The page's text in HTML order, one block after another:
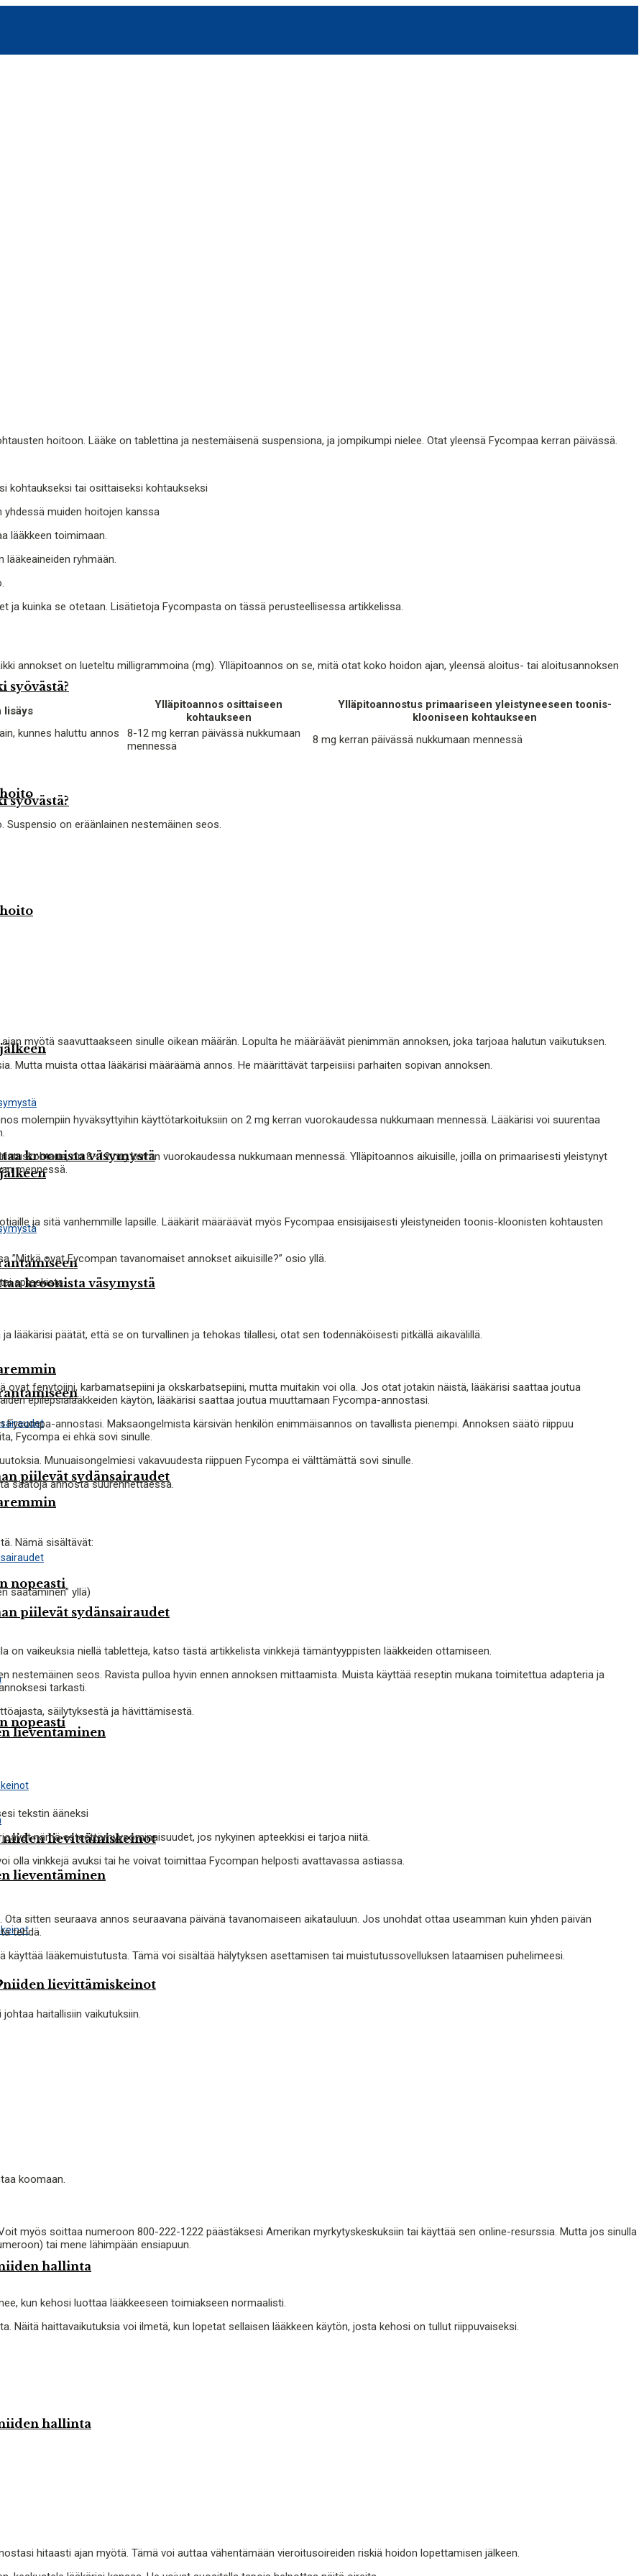
syövästä?
kroonista väsymystä
piilevät sydänsairaudet
nopeasti
lieventäminen
niiden lievittämiskeinot
hallinta
syövästä?
kroonista väsymystä
piilevät sydänsairaudet
nopeasti
lieventäminen
niiden lievittämiskeinot
hallinta
hoitoon. Lääke on tablettina ja nestemäisenä suspensiona, ja jompikumpi nielee. Otat yleensä Fycompaa kerran päivässä.
kohtaukseksi tai osittaiseksi kohtaukseksi
muiden hoitojen kanssa
lääkkeen toimimaan.
ryhmään.
ja kuinka se otetaan. Lisätietoja Fycompasta on tässä perusteellisessa artikkelissa.
annokset on lueteltu milligrammoina (mg). Ylläpitoannos on se, mitä otat koko hoidon ajan, yleensä aloitus- tai aloitusannoksen
lisäys
Ylläpitoannos osittaiseen
kohtaukseen
Ylläpitoannostus primaariseen yleistyneeseen toonis-
klooniseen kohtaukseen
kunnes haluttu annos
8-12 mg kerran päivässä nukkumaan
mennessä
8 mg kerran päivässä nukkumaan mennessä
on eräänlainen nestemäinen seos.
myötä saavuttaakseen sinulle oikean määrän. Lopulta he määräävät pienimmän annoksen, joka tarjoaa halutun vaikutuksen.
Mutta muista ottaa lääkärisi määräämä annos. He määrittävät tarpeisiisi parhaiten sopivan annoksen.
molempiin hyväksyttyihin käyttötarkoituksiin on 2 mg kerran vuorokaudessa nukkumaan mennessä. Lääkärisi voi suurentaa
on 8–12 mg kerran vuorokaudessa nukkumaan mennessä. Ylläpitoannos aikuisille, joilla on primaarisesti yleistynyt
mennessä.
ja sitä vanhemmille lapsille. Lääkärit määräävät myös Fycompaa ensisijaisesti yleistyneiden toonis-kloonisten kohtausten
ovat Fycompan tavanomaiset annokset aikuisille?” osio yllä.
apteekista.
lääkärisi päätät, että se on turvallinen ja tehokas tilallesi, otat sen todennäköisesti pitkällä aikavälillä.
ovat fenytoiini, karbamatsepiini ja okskarbatsepiini, mutta muitakin voi olla. Jos otat jotakin näistä, lääkärisi saattaa joutua
epilepsialääkkeiden käytön, lääkärisi saattaa joutua muuttamaan Fycompa-annostasi.
annostasi. Maksaongelmista kärsivän henkilön enimmäisannos on tavallista pienempi. Annoksen säätö riippuu
Fycompa ei ehkä sovi sinulle.
Munuaisongelmiesi vakavuudesta riippuen Fycompa ei välttämättä sovi sinulle.
säätöjä annosta suurennettaessa.
Nämä sisältävät:
säätäminen” yllä)
vaikeuksia niellä tabletteja, katso tästä artikkelista vinkkejä tämäntyyppisten lääkkeiden ottamiseen.
nestemäinen seos. Ravista pulloa hyvin ennen annoksen mittaamista. Muista käyttää reseptin mukana toimitettua adapteria ja
tarkasti.
säilytyksestä ja hävittämisestä.
tekstin ääneksi
nämä esteettömyysominaisuudet, jos nykyinen apteekkisi ei tarjoa niitä.
olla vinkkejä avuksi tai he voivat toimittaa Fycompan helposti avattavassa astiassa.
sitten seuraava annos seuraavana päivänä tavanomaiseen aikatauluun. Jos unohdat ottaa useamman kuin yhden päivän
tehdä.
lääkemuistutusta. Tämä voi sisältää hälytyksen asettamisen tai muistutussovelluksen lataamisen puhelimeesi.
haitallisiin vaikutuksiin.
koomaan.
myös soittaa numeroon 800-222-1222 päästäksesi Amerikan myrkytyskeskuksiin tai käyttää sen online-resurssia. Mutta jos sinulla
tai mene lähimpään ensiapuun.
kun kehosi luottaa lääkkeeseen toimiakseen normaalisti.
Näitä haittavaikutuksia voi ilmetä, kun lopetat sellaisen lääkkeen käytön, josta kehosi on tullut riippuvaiseksi.
hitaasti ajan myötä. Tämä voi auttaa vähentämään vieroitusoireiden riskiä hoidon lopettamisen jälkeen.